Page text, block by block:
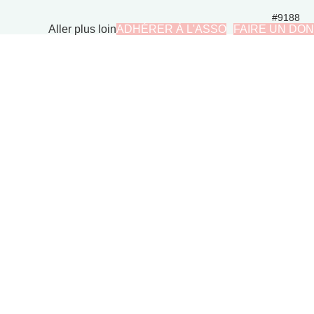
Aller plus loinADHÉRER À L'ASSO FAIRE UN DON
#9188